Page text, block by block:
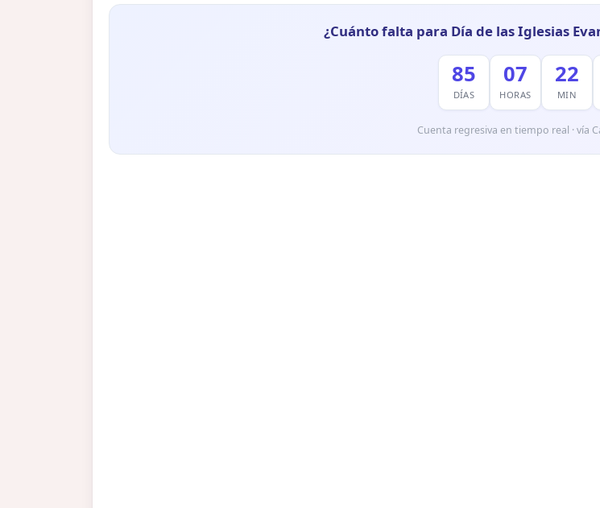
¿Cuánto falta para Día de las Iglesias
85
DÍAS
07
HORAS
22
MIN
Cuenta regresiva en tiempo real · vía